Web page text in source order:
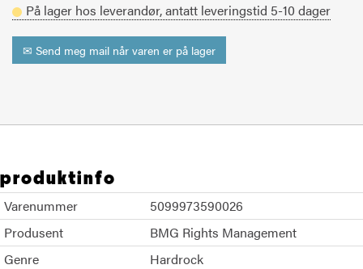
På lager hos leverandør,antatt leveringstid 5-10 dager
✉ Send meg mail når varen er på lager
produktinfo
Varenummer
5099973590026
Produsent
BMG Rights Management
Genre
Hardrock